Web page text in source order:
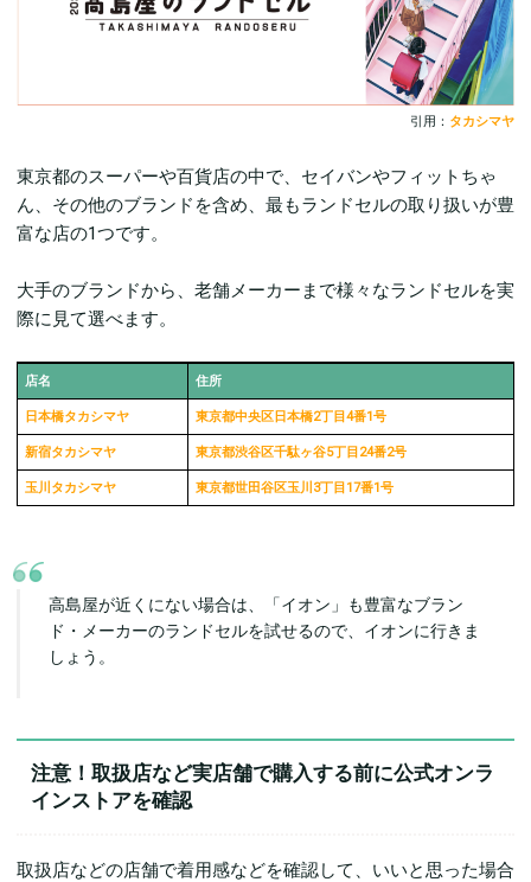
引用： タカシマヤ
東京都のスーパーや百貨店の中で、セイバンやフィットちゃ
ん、その他のブランドを含め、最もランドセルの取り扱いが豊
富な店の1つです。
大手のブランドから、老舗メーカーまで様々なランドセルを実
際に見て選べます。
店名 住所
日本橋タカシマヤ 東京都中央区日本橋2丁目4番1号
新宿タカシマヤ 東京都渋谷区千駄ヶ谷5丁目24番2号
玉川タカシマヤ 東京都世田谷区玉川3丁目17番1号
高島屋が近くにない場合は、「イオン」も豊富なブラン
ド・メーカーのランドセルを試せるので、イオンに行きま
しょう。
注意！取扱店など実店舗で購入する前に公式オンラ
インストアを確認
取扱店などの店舗で着用感などを確認して、いいと思った場合